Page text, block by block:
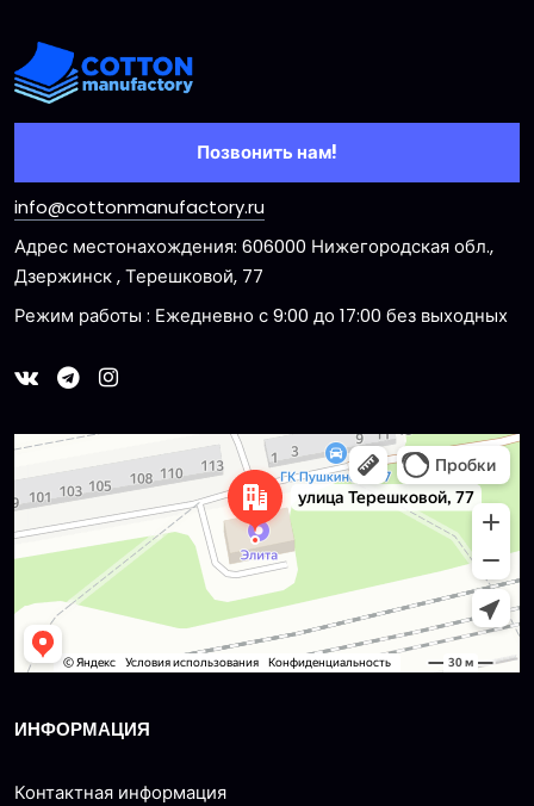
Позвонить нам!
info@cottonmanufactory.ru
Адрес местонахождения: 606000 Нижегородская обл.,
Дзержинск , Терешковой, 77
Режим работы : Ежедневно с 9:00 до 17:00 без выходных
Dzerzhinsk
Ulitsa Tereshkovoy, 77 — Yandex Maps
ИНФОРМАЦИЯ
Контактная информация